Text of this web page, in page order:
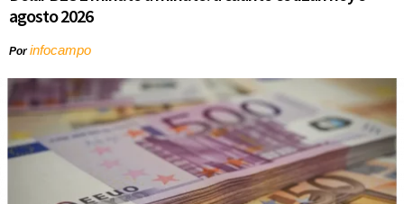
agosto 2026
Porinfocampo